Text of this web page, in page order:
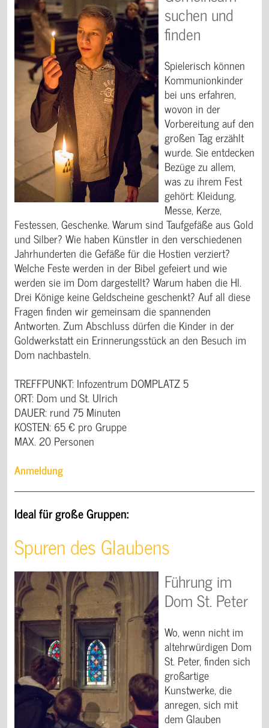
suchen und
finden
Spielerisch können
Kommunionkinder
bei uns erfahren,
wovon in der
Vorbereitung auf den
großen Tag erzählt
wurde. Sie entdecken
Bezüge zu allem,
was zu ihrem Fest
gehört: Kleidung,
Messe, Kerze,
Festessen, Geschenke. Warum sind Taufgefäße aus Gold
und Silber? Wie haben Künstler in den verschiedenen
Jahrhunderten die Gefäße für die Hostien verziert?
Welche Feste werden in der Bibel gefeiert und wie
werden sie im Dom dargestellt? Warum haben die Hl.
Drei Könige keine Geldscheine geschenkt? Auf all diese
Fragen finden wir gemeinsam die spannenden
Antworten. Zum Abschluss dürfen die Kinder in der
Goldwerkstatt ein Erinnerungsstück an den Besuch im
Dom nachbasteln.
TREFFPUNKT: Infozentrum DOMPLATZ 5
ORT: Dom und St. Ulrich
DAUER: rund 75 Minuten
KOSTEN: 65 € pro Gruppe
MAX. 20 Personen
Anmeldung
Ideal für große Gruppen:
Spuren des Glaubens
Führung im
Dom St. Peter
Wo, wenn nicht im
altehrwürdigen Dom
St. Peter, finden sich
großartige
Kunstwerke, die
anregen, sich mit
dem Glauben